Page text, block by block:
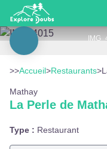
La Perle de Mathay
>>Accueil>Restaurants>
Mathay
La Perle de
Type : Restaurant